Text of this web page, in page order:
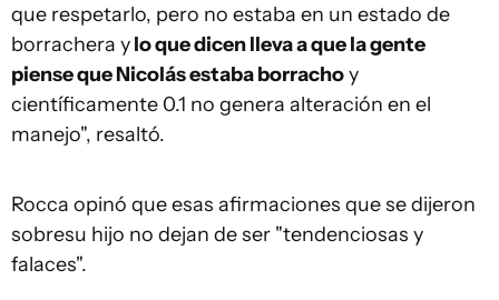
que respetarlo, pero no estaba en un estado de
borrachera ylo que dicen lleva a que la gente
piense que Nicolás estaba borrachoy
científicamente 0.1 no genera alteración en el
manejo", resaltó.
Rocca opinó que esas afirmaciones que se dijeron
sobresu hijo no dejan de ser "tendenciosas y
falaces".